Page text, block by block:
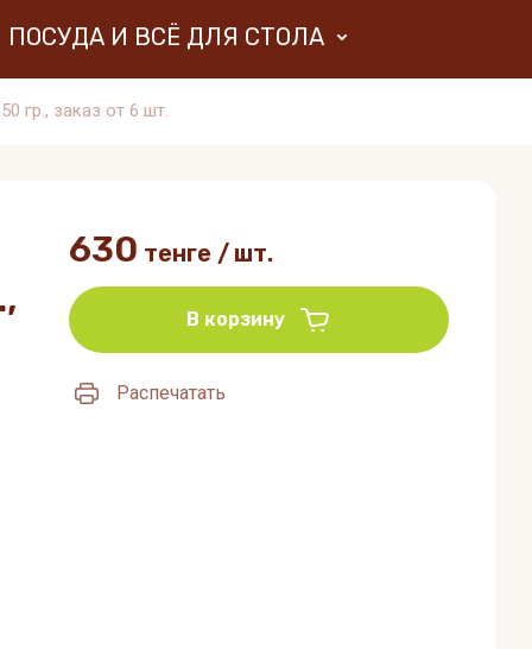
ПОСУДА И ВСЁ ДЛЯ СТОЛА
гр., заказ от 6 шт.
630 тенге / шт.
В корзину
Распечатать